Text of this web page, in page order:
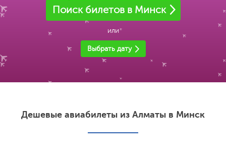
Поиск билетов в Минск
или
Выбрать дату
Дешевые авиабилеты из Алматы в Минск